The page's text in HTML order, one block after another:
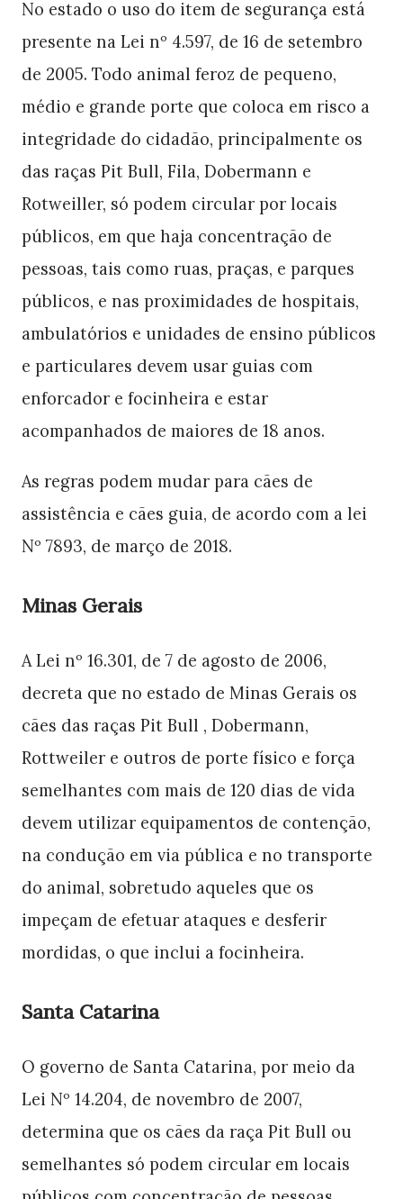
No estado o uso do item de segurança está
presente na Lei nº 4.597, de 16 de setembro
de 2005. Todo animal feroz de pequeno,
médio e grande porte que coloca em risco a
integridade do cidadão, principalmente os
das raças Pit Bull, Fila, Dobermann e
Rotweiller, só podem circular por locais
públicos, em que haja concentração de
pessoas, tais como ruas, praças, e parques
públicos, e nas proximidades de hospitais,
ambulatórios e unidades de ensino públicos
e particulares devem usar guias com
enforcador e focinheira e estar
acompanhados de maiores de 18 anos.
As regras podem mudar para cães de
assistência e cães guia, de acordo com a lei
Nº 7893, de março de 2018.
Minas Gerais
A Lei nº 16.301, de 7 de agosto de 2006,
decreta que no estado de Minas Gerais os
cães das raças Pit Bull , Dobermann,
Rottweiler e outros de porte físico e força
semelhantes com mais de 120 dias de vida
devem utilizar equipamentos de contenção,
na condução em via pública e no transporte
do animal, sobretudo aqueles que os
impeçam de efetuar ataques e desferir
mordidas, o que inclui a focinheira.
Santa Catarina
O governo de Santa Catarina, por meio da
Lei Nº 14.204, de novembro de 2007,
determina que os cães da raça Pit Bull ou
semelhantes só podem circular em locais